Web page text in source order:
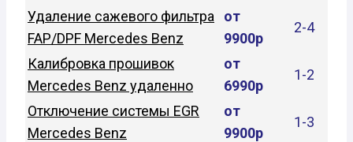
Удаление сажевого фильтра
FAP/DPF Mercedes Benz
от
9900р
2-4
Калибровка прошивок
Mercedes Benz удаленно
от
6990р
1-2
Отключение системы EGR
Mercedes Benz
от
9900р
1-3